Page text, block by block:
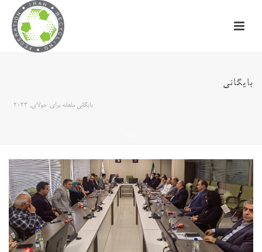
بایگانی
بایگانی ماهانه برای: جولای, 2023